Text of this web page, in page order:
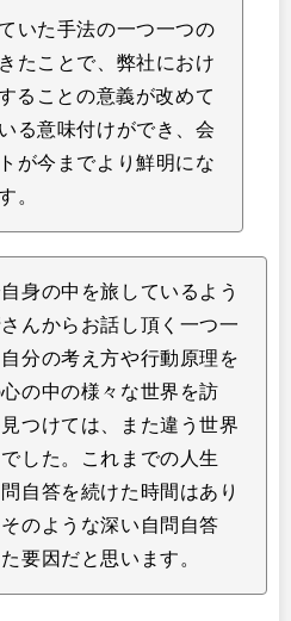
いた手法の一つ一つの
たことで、弊社におけ
ることの意義が改めて
る意味付けができ、会
が今までより鮮明にな
。
身の中を旅しているよう
んからお話し頂く一つ一
分の考え方や行動原理を
の中の様々な世界を訪
つけては、また違う世界
した。これまでの人生
自答を続けた時間はあり
のような深い自問自答
要因だと思います。